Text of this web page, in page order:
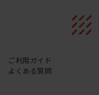
ご利用ガイド
よくある質問